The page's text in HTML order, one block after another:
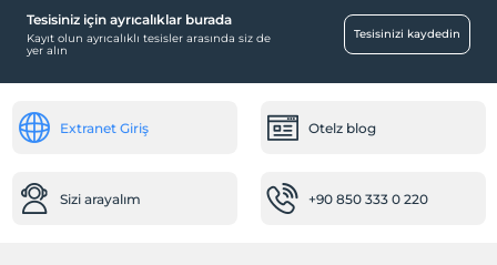
Tesisiniz için ayrıcalıklar burada
Kayıt olun ayrıcalıklı tesisler arasında siz de
yer alın
Tesisinizi kaydedin
Extranet Giriş Otelz blog
Sizi arayalım +90 850 333 0 220